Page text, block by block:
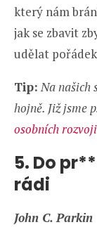
který nám
jak se zbavit
udělat
Tip:Na našich
hojně. Již jsme
osobních
5. Do
rádi
John C. Parkin